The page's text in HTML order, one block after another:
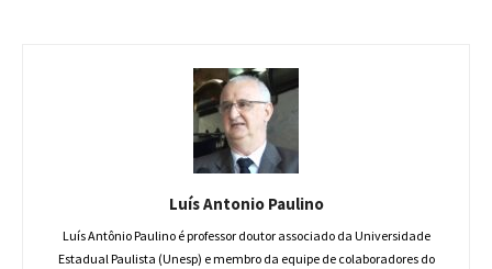
Luís Antonio Paulino
Luís Antônio Paulino é professor doutor associado da Universidade
Estadual Paulista (Unesp) e membro da equipe de colaboradores do